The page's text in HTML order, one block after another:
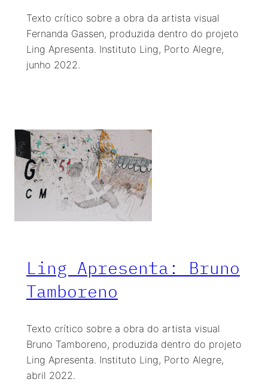
Texto crítico sobre a obra da artista visual
Fernanda Gassen, produzida dentro do projeto
Ling Apresenta. Instituto Ling, Porto Alegre,
junho 2022.
Ling Apresenta: Bruno
Tamboreno
Texto crítico sobre a obra do artista visual
Bruno Tamboreno, produzida dentro do projeto
Ling Apresenta. Instituto Ling, Porto Alegre,
abril 2022.